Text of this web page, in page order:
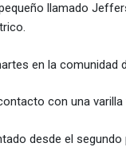
llamado
en la comunidad
con una
desde el